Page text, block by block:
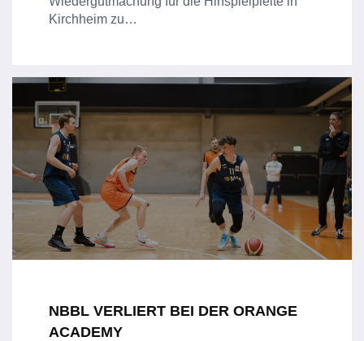
Kirchheim zu…
NBBL VERLIERT BEI DER ORANGE
ACADEMY